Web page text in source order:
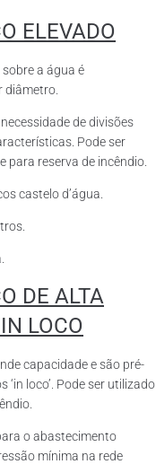
ELEVADO
a água é
diâmetro.
de divisões
Pode ser
para reserva de incêndio.
castelo d’água.
DE ALTA
LOCO
capacidade e são pré-
loco’. Pode ser utilizado
o abastecimento
mínima na rede